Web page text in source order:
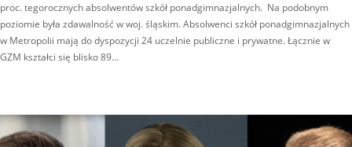
proc. tegorocznych absolwentów szkół ponadgimnazjalnych. Na podobnym
poziomie była zdawalność w woj. śląskim. Absolwenci szkół ponadgimnazjalnych
w Metropolii mają do dyspozycji 24 uczelnie publiczne i prywatne. Łącznie w
GZM kształci się blisko 89…